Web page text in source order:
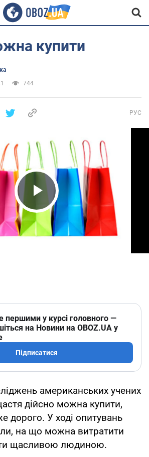
купити
744
РУС
Play Video
першими у курсі головного —
на Новини на OBOZ.UA у
Підписатися
американських учених
дійсно можна купити,
дорого. У ході опитувань
на що можна витратити
щасливою людиною.